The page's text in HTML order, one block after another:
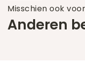
Misschien ook
Anderen